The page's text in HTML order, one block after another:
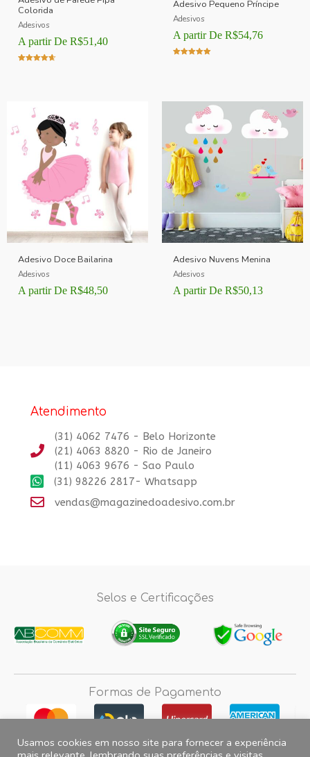
Colorida
Adesivos
A partir De R$51,40
Adesivo Pequeno Príncipe
Adesivos
A partir De R$54,76
Adesivo Doce Bailarina
Adesivos
A partir De R$48,50
Adesivo Nuvens Menina
Adesivos
A partir De R$50,13
Atendimento
(31) 4062 7476 - Belo Horizonte
(21) 4063 8820 - Rio de Janeiro
(11) 4063 9676 - Sao Paulo
(31) 98226 2817- Whatsapp
vendas@magazinedoadesivo.com.br
Selos e Certificações
Formas de Pagamento
Usamos cookies em nosso site para fornecer a experiência